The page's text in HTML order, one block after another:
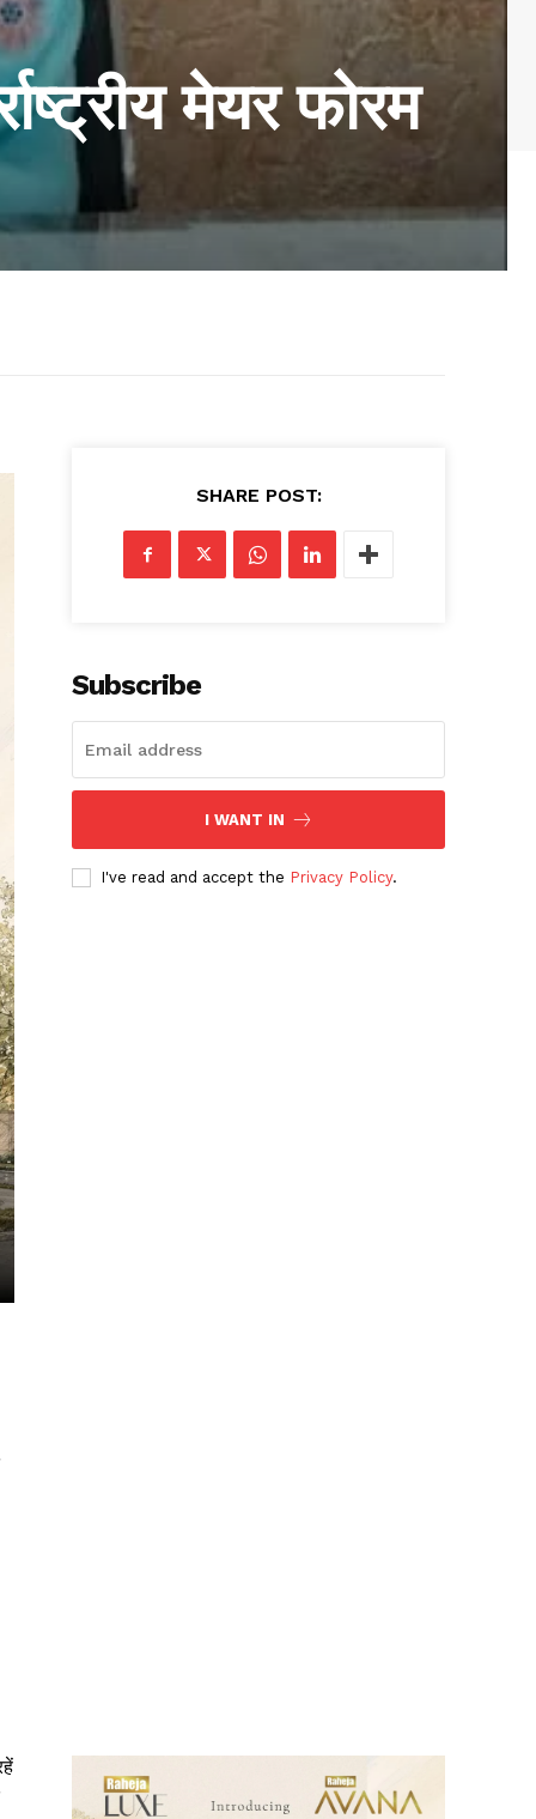
मेयर फोरम
SHARE POST:
Subscribe
I WANT IN
I've read and accept the Privacy Policy.